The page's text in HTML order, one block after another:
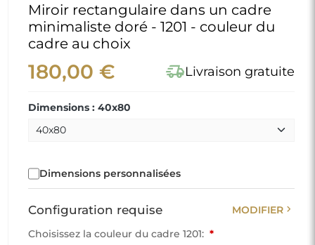
Miroir rectangulaire dans un cadre
minimaliste doré - 1201 - couleur du
cadre au choix
180,00 € delivery_truck_speedLivraison gratuite
Dimensions : 40x80
Dimensions personnalisées
Configuration requise MODIFIER chevron_right
Choisissez la couleur du cadre 1201: *